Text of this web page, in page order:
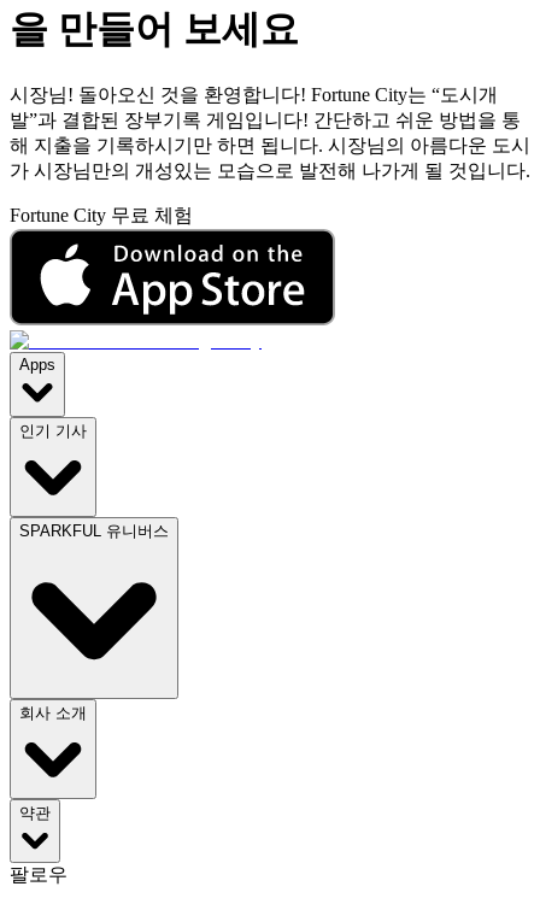
을 만들어 보세요
시장님! 돌아오신 것을 환영합니다! Fortune City는 “도시개
발”과 결합된 장부기록 게임입니다! 간단하고 쉬운 방법을 통
해 지출을 기록하시기만 하면 됩니다. 시장님의 아름다운 도시
가 시장님만의 개성있는 모습으로 발전해 나가게 될 것입니다.
Fortune City 무료 체험
Apps
인기 기사
SPARKFUL 유니버스
회사 소개
약관
팔로우